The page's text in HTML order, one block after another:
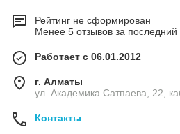
Рейтинг не сформирован
Менее 5 отзывов за последний
Работает с 06.01.2012
г. Алматы
ул. Академика Сатпаева, 22,
Контакты